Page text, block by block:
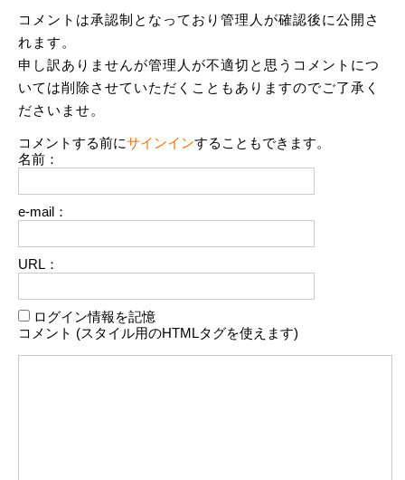
コメントは承認制となっており管理人が確認後に公開さ
れます。
申し訳ありませんが管理人が不適切と思うコメントにつ
いては削除させていただくこともありますのでご了承く
ださいませ。
コメントする前にサインインすることもできます。
名前：
e-mail：
URL：
ログイン情報を記憶
コメント (スタイル用のHTMLタグを使えます)